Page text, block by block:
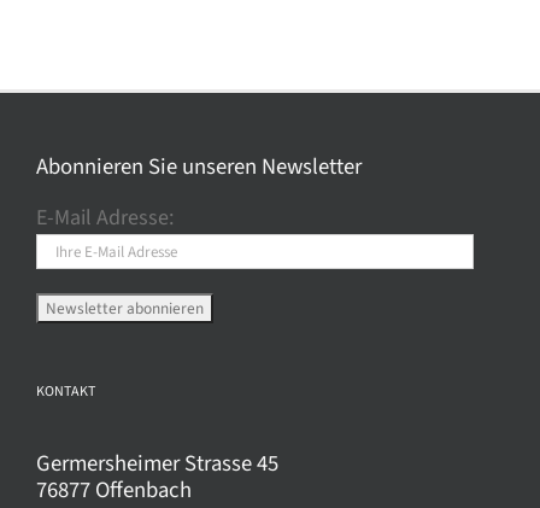
auf.
Optionen
auf
der
Produktseite
gewählt
Abonnieren Sie unseren Newsletter
E-Mail Adresse:
KONTAKT
Germersheimer Strasse 45
76877 Offenbach